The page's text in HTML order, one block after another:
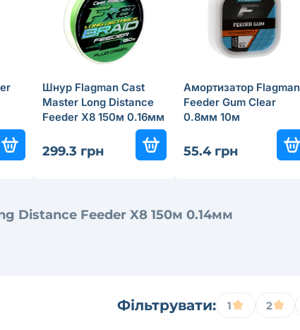
Шнур Flagman Cast
Master Long Distance
Feeder X8 150м 0.16мм
299.3 грн
Амортизатор Flagman
Feeder Gum Clear
0.8мм 10м
55.4 грн
Distance Feeder X8 150м 0.14мм
Фільтрувати: 1 2